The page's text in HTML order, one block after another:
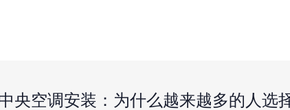
央空调安装：为什么越来越多的人选